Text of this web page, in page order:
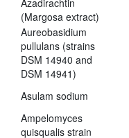
Azadirachtin
(Margosa extract)
Aureobasidium
pullulans (strains
DSM 14940 and
DSM 14941)
Asulam sodium
Ampelomyces
quisqualis strain